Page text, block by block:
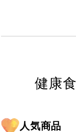
健康
人気商品